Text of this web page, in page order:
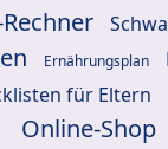
Ernährungsplan
für Eltern
Online-Shop